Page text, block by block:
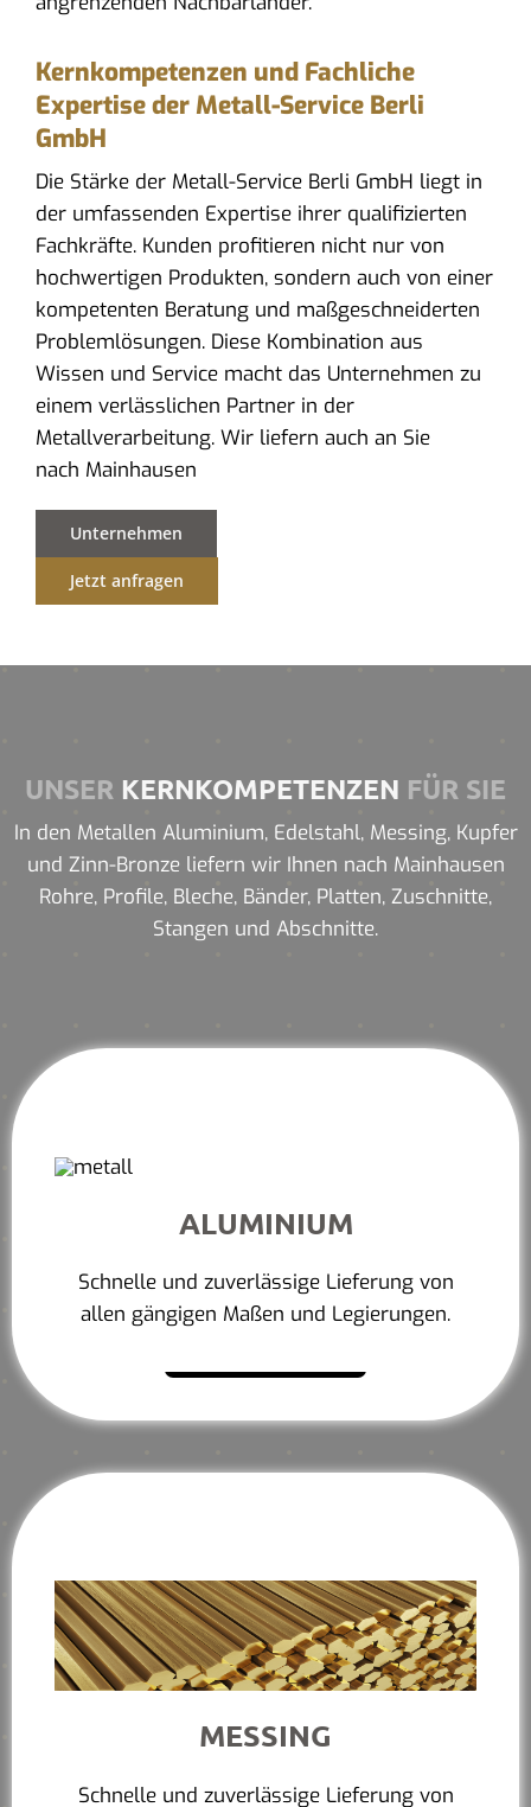
Kernkompetenzen und Fachliche
Expertise der Metall-Service Berli
GmbH
Die Stärke der Metall-Service Berli GmbH liegt in
der umfassenden Expertise ihrer qualifizierten
Fachkräfte. Kunden profitieren nicht nur von
hochwertigen Produkten, sondern auch von einer
kompetenten Beratung und maßgeschneiderten
Problemlösungen. Diese Kombination aus
Wissen und Service macht das Unternehmen zu
einem verlässlichen Partner in der
Metallverarbeitung. Wir liefern auch an Sie
nach Mainhausen
Unternehmen
Jetzt anfragen
UNSER KERNKOMPETENZEN FÜR SIE
In den Metallen Aluminium, Edelstahl, Messing, Kupfer
und Zinn-Bronze liefern wir Ihnen nach Mainhausen
Rohre, Profile, Bleche, Bänder, Platten, Zuschnitte,
Stangen und Abschnitte.
ALUMINIUM
Schnelle und zuverlässige Lieferung von
allen gängigen Maßen und Legierungen.
MESSING
Schnelle und zuverlässige Lieferung von